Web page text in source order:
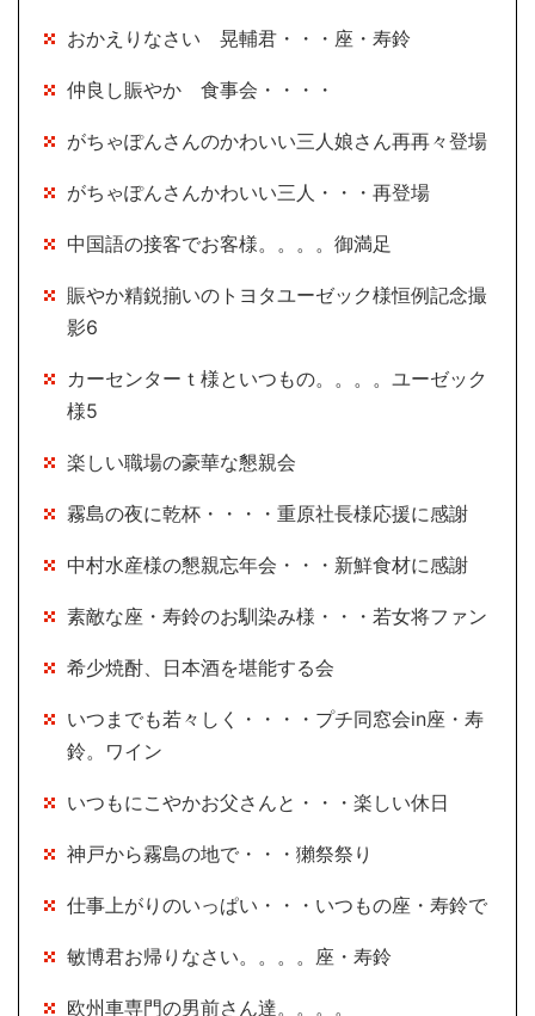
おかえりなさい 晃輔君・・・座・寿鈴
仲良し賑やか 食事会・・・・
がちゃぽんさんのかわいい三人娘さん再再々登場
がちゃぽんさんかわいい三人・・・再登場
中国語の接客でお客様。。。。御満足
賑やか精鋭揃いのトヨタユーゼック様恒例記念撮
影6
カーセンターｔ様といつもの。。。。ユーゼック
様5
楽しい職場の豪華な懇親会
霧島の夜に乾杯・・・・重原社長様応援に感謝
中村水産様の懇親忘年会・・・新鮮食材に感謝
素敵な座・寿鈴のお馴染み様・・・若女将ファン
希少焼酎、日本酒を堪能する会
いつまでも若々しく・・・・プチ同窓会in座・寿
鈴。ワイン
いつもにこやかお父さんと・・・楽しい休日
神戸から霧島の地で・・・獺祭祭り
仕事上がりのいっぱい・・・いつもの座・寿鈴で
敏博君お帰りなさい。。。。座・寿鈴
欧州車専門の男前さん達。。。。